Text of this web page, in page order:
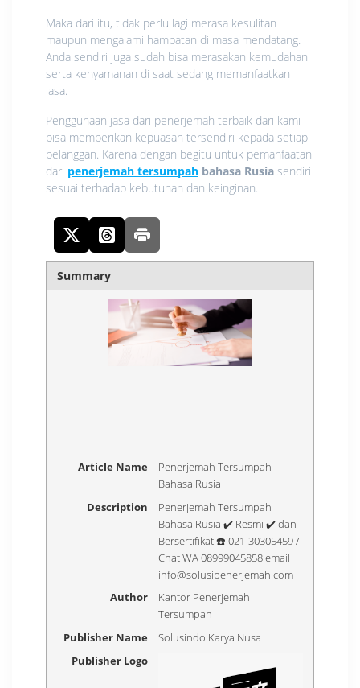
Maka dari itu, tidak perlu lagi merasa kesulitan
maupun mengalami hambatan di masa mendatang.
Anda sendiri juga sudah bisa merasakan kemudahan
serta kenyamanan di saat sedang memanfaatkan
jasa.
Penggunaan jasa dari penerjemah terbaik dari kami
bisa memberikan kepuasan tersendiri kepada setiap
pelanggan. Karena dengan begitu untuk pemanfaatan
dari penerjemah tersumpah bahasa Rusia sendiri
sesuai terhadap kebutuhan dan keinginan.
Summary
Article Name
Penerjemah Tersumpah
Bahasa Rusia
Description
Penerjemah Tersumpah
Bahasa Rusia ✔️ Resmi ✔️ dan
Bersertifikat ☎️ 021-30305459 /
Chat WA 08999045858 email
info@solusipenerjemah.com
Author
Kantor Penerjemah
Tersumpah
Publisher Name
Solusindo Karya Nusa
Publisher Logo